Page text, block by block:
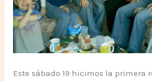
Este sábado 19 hicimos la primera